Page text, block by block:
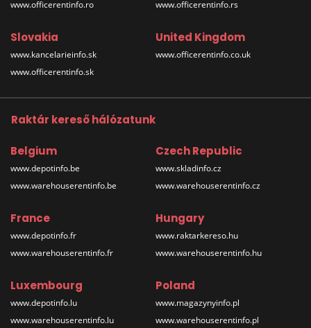
www.officerentinfo.ro
www.officerentinfo.rs
Slovakia
www.kancelarieinfo.sk
www.officerentinfo.sk
United Kingdom
www.officerentinfo.co.uk
Raktár kereső hálózatunk
Belgium
www.depotinfo.be
www.warehouserentinfo.be
Czech Republic
www.skladinfo.cz
www.warehouserentinfo.cz
France
www.depotinfo.fr
www.warehouserentinfo.fr
Hungary
www.raktarkereso.hu
www.warehouserentinfo.hu
Luxembourg
www.depotinfo.lu
www.warehouserentinfo.lu
Poland
www.magazynyinfo.pl
www.warehouserentinfo.pl